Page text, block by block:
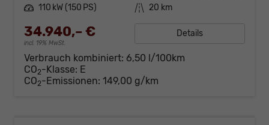
Leistung 110 kW (150 PS) Kilometerstand 20 km
34.940,– €
incl. 19% MwSt.
Details
Verbrauch kombiniert: 6,50 l/100km
CO2-Klasse: E
CO2-Emissionen: 149,00 g/km